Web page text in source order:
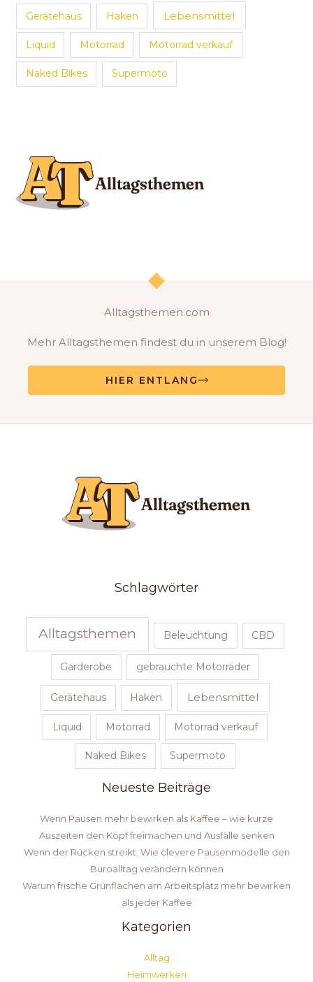
Gerätehaus Haken Lebensmittel
Liquid Motorrad Motorrad verkauf
Naked Bikes Supermoto
Alltagsthemen.com
Mehr Alltagsthemen findest du in unserem Blog!
HIER ENTLANG
Schlagwörter
Alltagsthemen Beleuchtung CBD
Garderobe gebrauchte Motorräder
Gerätehaus Haken Lebensmittel
Liquid Motorrad Motorrad verkauf
Naked Bikes Supermoto
Neueste Beiträge
Wenn Pausen mehr bewirken als Kaffee – wie kurze
Auszeiten den Kopf freimachen und Ausfälle senken
Wenn der Rücken streikt: Wie clevere Pausenmodelle den
Büroalltag verändern können
Warum frische Grünflächen am Arbeitsplatz mehr bewirken
als jeder Kaffee
Kategorien
Alltag
Heimwerken